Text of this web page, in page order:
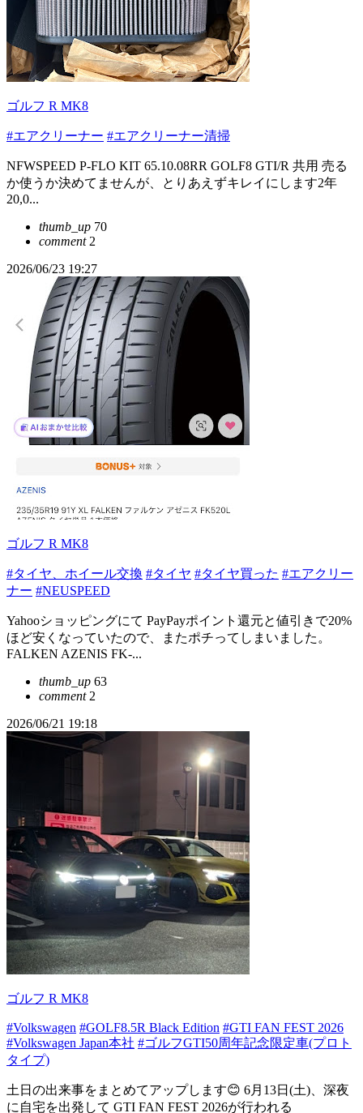
ゴルフ R MK8
#エアクリーナー #エアクリーナー清掃
NFWSPEED P-FLO KIT 65.10.08RR GOLF8 GTI/R 共用 売る
か使うか決めてませんが、とりあえずキレイにします2年
20,0...
thumb_up 70
comment2
2026/06/23 19:27
ゴルフ R MK8
#タイヤ、ホイール交換 #タイヤ #タイヤ買った #エアクリー
ナー #NEUSPEED
Yahooショッピングにて PayPayポイント還元と値引きで20%
ほど安くなっていたので、またポチってしまいました。
FALKEN AZENIS FK-...
thumb_up 63
comment2
2026/06/21 19:18
ゴルフ R MK8
#Volkswagen #GOLF8.5R Black Edition #GTI FAN FEST 2026
#Volkswagen Japan本社 #ゴルフGTI50周年記念限定車(プロト
タイプ)
土日の出来事をまとめてアップします😊 6月13日(土)、深夜
に自宅を出発して GTI FAN FEST 2026が行われる